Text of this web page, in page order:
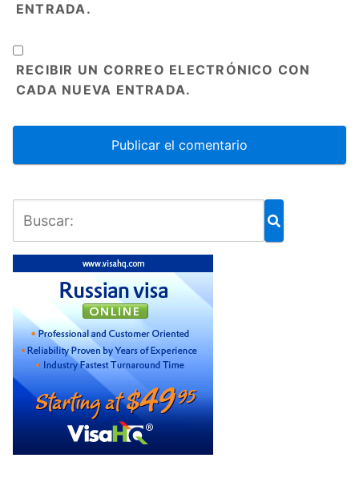
ENTRADA.
RECIBIR UN CORREO ELECTRÓNICO CON
CADA NUEVA ENTRADA.